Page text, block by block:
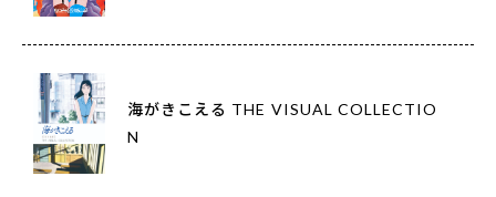
海がきこえる THE VISUAL COLLECTIO
N